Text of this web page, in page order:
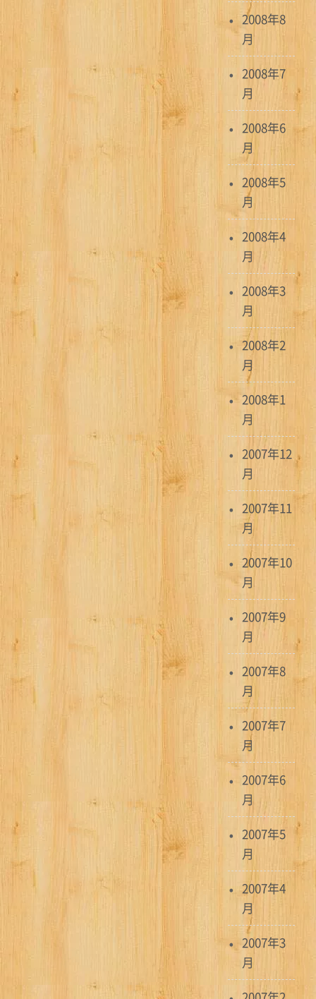
2008年8
月
2008年7
月
2008年6
月
2008年5
月
2008年4
月
2008年3
月
2008年2
月
2008年1
月
2007年12
月
2007年11
月
2007年10
月
2007年9
月
2007年8
月
2007年7
月
2007年6
月
2007年5
月
2007年4
月
2007年3
月